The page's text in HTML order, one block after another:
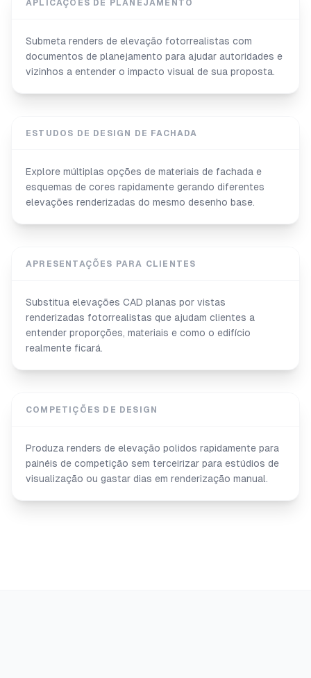
APLICAÇÕES DE PLANEJAMENTO
Submeta renders de elevação fotorrealistas com
documentos de planejamento para ajudar autoridades e
vizinhos a entender o impacto visual de sua proposta.
ESTUDOS DE DESIGN DE FACHADA
Explore múltiplas opções de materiais de fachada e
esquemas de cores rapidamente gerando diferentes
elevações renderizadas do mesmo desenho base.
APRESENTAÇÕES PARA CLIENTES
Substitua elevações CAD planas por vistas
renderizadas fotorrealistas que ajudam clientes a
entender proporções, materiais e como o edifício
realmente ficará.
COMPETIÇÕES DE DESIGN
Produza renders de elevação polidos rapidamente para
painéis de competição sem terceirizar para estúdios de
visualização ou gastar dias em renderização manual.